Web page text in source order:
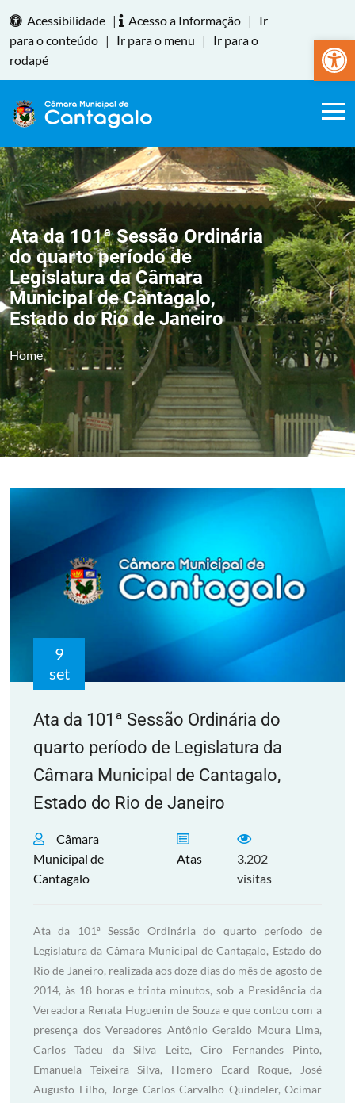
Abrir
Acessibilidade | Acesso a Informação |
Ir
para o conteúdo | Ir para o menu |
Ir para o
rodapé
Ata da 101ª Sessão Ordinária
do quarto período de
Legislatura da Câmara
Municipal de Cantagalo,
Estado do Rio de Janeiro
Home
9
set
Ata da 101ª Sessão Ordinária do
quarto período de Legislatura da
Câmara Municipal de Cantagalo,
Estado do Rio de Janeiro
Câmara
Municipal de
Cantagalo
Atas
3.202
visitas
Ata da 101ª Sessão Ordinária do quarto período de
Legislatura da Câmara Municipal de Cantagalo, Estado do
Rio de Janeiro, realizada aos doze dias do mês de agosto de
2014, às 18 horas e trinta minutos, sob a Presidência da
Vereadora Renata Huguenin de Souza e que contou com a
presença dos Vereadores Antônio Geraldo Moura Lima,
Carlos Tadeu da Silva Leite, Ciro Fernandes Pinto,
Emanuela Teixeira Silva, Homero Ecard Roque, José
Augusto Filho, Jorge Carlos Carvalho Quindeler, Ocimar